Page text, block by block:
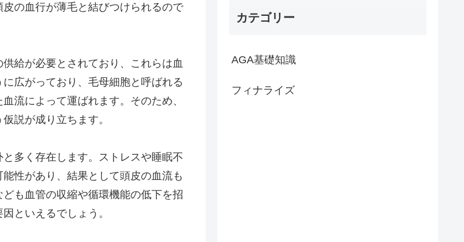
の血行が薄毛と結びつけられるので
給が必要とされており、これらは血
広がっており、毛母細胞と呼ばれる
流によって運ばれます。そのため、
説が成り立ちます。
多く存在します。ストレスや睡眠不
性があり、結果として頭皮の血流も
も血管の収縮や循環機能の低下を招
といえるでしょう。
カテゴリー
AGA基礎知識
フィナライズ